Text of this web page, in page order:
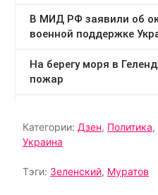
Категории: Дзен, Политика,
Украина
Тэги: Зеленский, Муратов